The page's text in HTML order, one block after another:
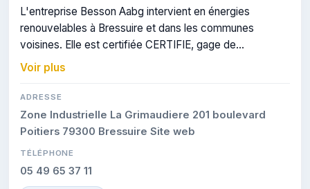
L'entreprise Besson Aabg intervient en énergies
renouvelables à Bressuire et dans les communes
voisines. Elle est certifiée CERTIFIE, gage de
conformité sur les interventions réalisées.
Voir plus
ADRESSE
Zone Industrielle La Grimaudiere 201 boulevard
Poitiers 79300 Bressuire Site web
TÉLÉPHONE
05 49 65 37 11